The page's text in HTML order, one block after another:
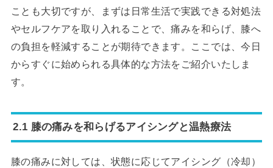
ことも大切ですが、まずは日常生活で実践できる対処法
やセルフケアを取り入れることで、痛みを和らげ、膝へ
の負担を軽減することが期待できます。ここでは、今日
からすぐに始められる具体的な方法をご紹介いたしま
す。
2.1 膝の痛みを和らげるアイシングと温熱療法
膝の痛みに対しては、状態に応じてアイシング（冷却）